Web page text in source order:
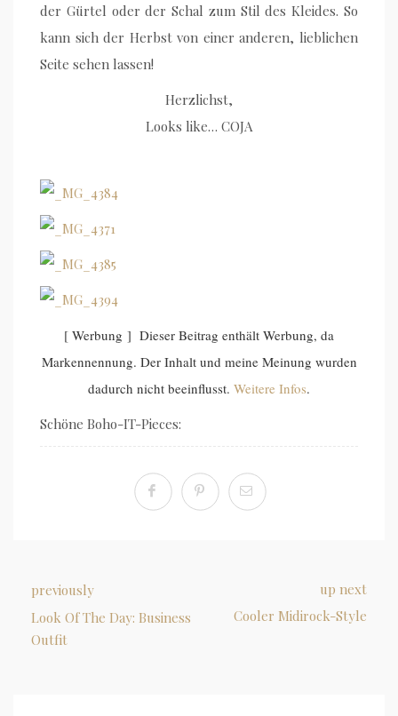
der Gürtel oder der Schal zum Stil des Kleides. So
kann sich der Herbst von einer anderen, lieblichen
Seite sehen lassen!
Herzlichst,
Looks like… COJA
[ Werbung ] Dieser Beitrag enthält Werbung, da
Markennennung. Der Inhalt und meine Meinung wurden
dadurch nicht beeinflusst. Weitere Infos.
Schöne Boho-IT-Pieces:
previously
Look Of The Day: Business
Outfit
up next
Cooler Midirock-Style